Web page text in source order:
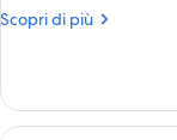
Club
Scopri di più
Altri
Twin
Room